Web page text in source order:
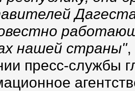
нашей страны",
пресс-службы